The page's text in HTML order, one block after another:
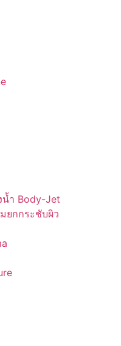
น้ำ Body-Jet
ยกกระชับผิว